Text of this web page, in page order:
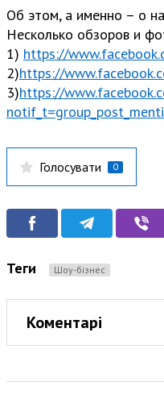
Об этом, а именно – о
Несколько обзоров и
1) https://
2)https://
3)https://
Голосувати 0
Теги Шоу-бізнес
Коментарі